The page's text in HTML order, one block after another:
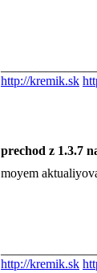
http://kremik.sk
prechod z 1.3.7
moyem
http://kremik.sk